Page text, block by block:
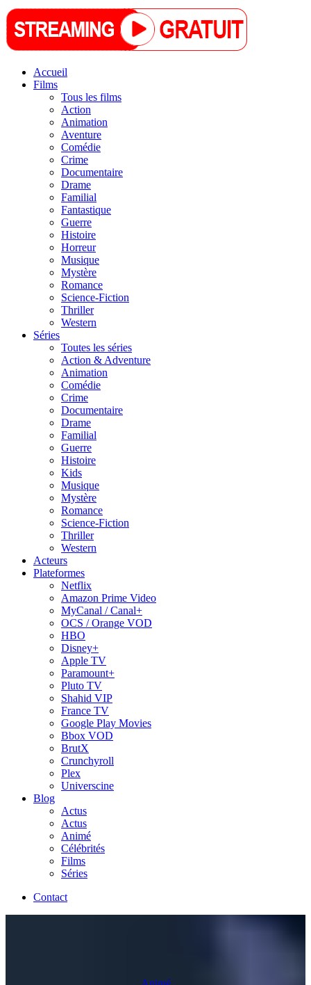
Accueil
Films
Tous les films
Action
Animation
Aventure
Comédie
Crime
Documentaire
Drame
Familial
Fantastique
Guerre
Histoire
Horreur
Musique
Mystère
Romance
Science-Fiction
Thriller
Western
Séries
Toutes les séries
Action & Adventure
Animation
Comédie
Crime
Documentaire
Drame
Familial
Guerre
Histoire
Kids
Musique
Mystère
Romance
Science-Fiction
Thriller
Western
Acteurs
Plateformes
Netflix
Amazon Prime Video
MyCanal / Canal+
OCS / Orange VOD
HBO
Disney+
Apple TV
Paramount+
Pluto TV
Shahid VIP
France TV
Google Play Movies
Bbox VOD
BrutX
Crunchyroll
Plex
Universcine
Blog
Actus
Actus
Animé
Célébrités
Films
Séries
Contact